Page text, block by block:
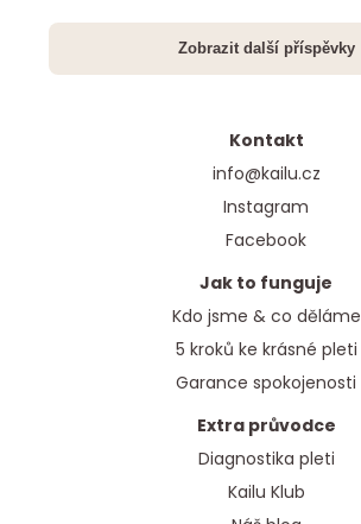
Kontakt
info@kailu.cz
Instagram
Facebook
Jak to funguje
Kdo jsme & co děláme
5 kroků ke krásné pleti
Garance spokojenosti
Extra průvodce
Diagnostika pleti
Kailu Klub